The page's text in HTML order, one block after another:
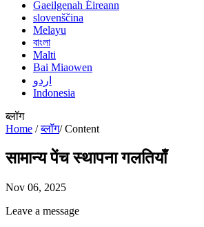
Gaeilgenah Éireann
slovenščina
Melayu
বাংলা
Malti
Bai Miaowen
اردو
Indonesia
ब्लॉग
Home /ब्लॉग/Content
सामान्य पेंच स्थापना गलतियाँ
Nov 06, 2025
Leave a message